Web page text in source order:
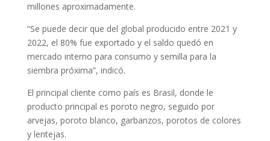
millones aproximadamente.
“Se puede decir que del global producido entre 2021 y
2022, el 80% fue exportado y el saldo quedó en
mercado interno para consumo y semilla para la
siembra próxima”, indicó.
El principal cliente como país es Brasil, donde le
producto principal es poroto negro, seguido por
arvejas, poroto blanco, garbanzos, porotos de colores
y lentejas.